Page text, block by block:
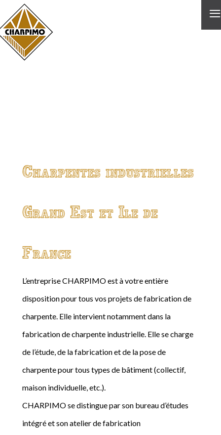
≡
Charpentes industrielles
Grand Est et Ile de
France
L’entreprise CHARPIMO est à votre entière
disposition pour tous vos projets de fabrication de
charpente. Elle intervient notamment dans la
fabrication de charpente industrielle. Elle se charge
de l’étude, de la fabrication et de la pose de
charpente pour tous types de bâtiment (collectif,
maison individuelle, etc.).
CHARPIMO se distingue par son bureau d’études
intégré et son atelier de fabrication